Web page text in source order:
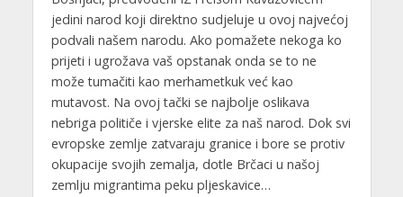
jedini narod koji direktno sudjeluje u ovoj najvećoj
podvali našem narodu. Ako pomažete nekoga ko
prijeti i ugrožava vaš opstanak onda se to ne
može tumačiti kao merhametkuk već kao
mutavost. Na ovoj tački se najbolje oslikava
nebriga političe i vjerske elite za naš narod. Dok svi
evropske zemlje zatvaraju granice i bore se protiv
okupacije svojih zemalja, dotle Brčaci u našoj
zemlju migrantima peku pljeskavice…